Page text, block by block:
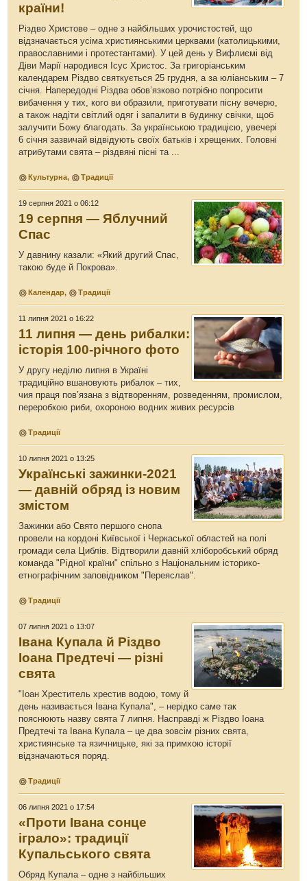
країни!
Різдво Христове – одне з найбільших урочистостей, що
відзначається усіма християнськими церквами (католицькими,
православними і протестантами). У цей день у Вифлиємі від
Діви Марії народився Ісус Христос. За григоріанським
календарем Різдво святкується 25 грудня, а за юліанським – 7
січня. Напередодні Різдва обов’язково потрібно попросити
вибачення у тих, кого ви образили, приготувати пісну вечерю,
а також надіти світлий одяг і запалити в будинку свічки, щоб
залучити Божу благодать. За українською традицією, увечері
6 січня зазвичай відвідують своїх батьків і хрещених. Головні
атрибутами свята – різдвяні пісні та ...
Культурна, Традиції
19 серпня 2021 о 06:12
19 серпня — Яблучний
Спас
У давнину казали: «Який другий Спас,
такою буде й Покрова».
Календар, Традиції
11 липня 2021 о 16:22
11 липня — день рибалки:
історія 100-річного фото
У другу неділю липня в Україні
традиційно вшановують рибалок – тих,
чия праця пов’язана з відтворенням, розведенням, промислом,
переробкою риби, охороною водних живих ресурсів
Традиції
10 липня 2021 о 13:25
Українські зажинки-2021
— давній обряд із новим
змістом
Зажинки або Свято першого снопа
провели на кордоні Київської і Черкаської областей на полі
громади села Циблів. Відтворили давній хліборобський обряд
команда "Рідної країни" спільно з Національним історико-
етнографічним заповідником "Переяслав".
Традиції
07 липня 2021 о 13:07
Івана Купала й Різдво
Іоана Предтечі — різні
свята
"Іоан Хреститель хрестив водою, тому й
день називається Івана Купала", – нерідко саме так
пояснюють назву свята 7 липня. Насправді ж Різдво Іоана
Предтечі та Івана Купала – це два зовсім різних свята,
християнське та язичницьке, які за примхою історії
відзначаються поряд.
Традиції
06 липня 2021 о 17:54
«Проти Івана сонце
іграло»: традиції
Купальського свята
Обряд Купала – одне з найбільших